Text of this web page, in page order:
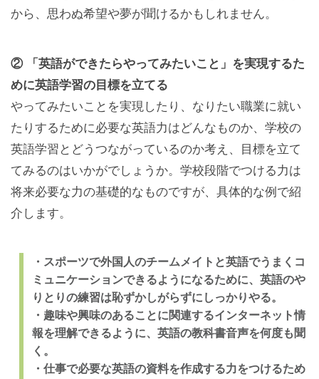
から、思わぬ希望や夢が聞けるかもしれません。
② 「英語ができたらやってみたいこと」を実現するた
めに英語学習の目標を立てる
やってみたいことを実現したり、なりたい職業に就い
たりするために必要な英語力はどんなものか、学校の
英語学習とどうつながっているのか考え、目標を立て
てみるのはいかがでしょうか。学校段階でつける力は
将来必要な力の基礎的なものですが、具体的な例で紹
介します。
・スポーツで外国人のチームメイトと英語でうまくコ
ミュニケーションできるようになるために、英語のや
りとりの練習は恥ずかしがらずにしっかりやる。
・趣味や興味のあることに関連するインターネット情
報を理解できるように、英語の教科書音声を何度も聞
く。
・仕事で必要な英語の資料を作成する力をつけるため